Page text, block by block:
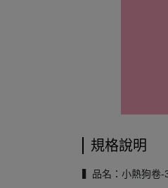
規格說明
▍品名：小熱狗卷-